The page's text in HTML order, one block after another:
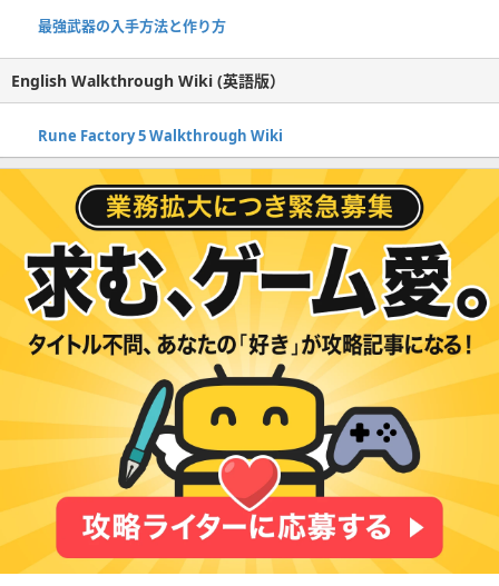
最強武器の入手方法と作り方
English Walkthrough Wiki (英語版）
Rune Factory 5 Walkthrough Wiki